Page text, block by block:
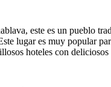
este es un pueblo
lugar es muy popular
hoteles con deliciosos